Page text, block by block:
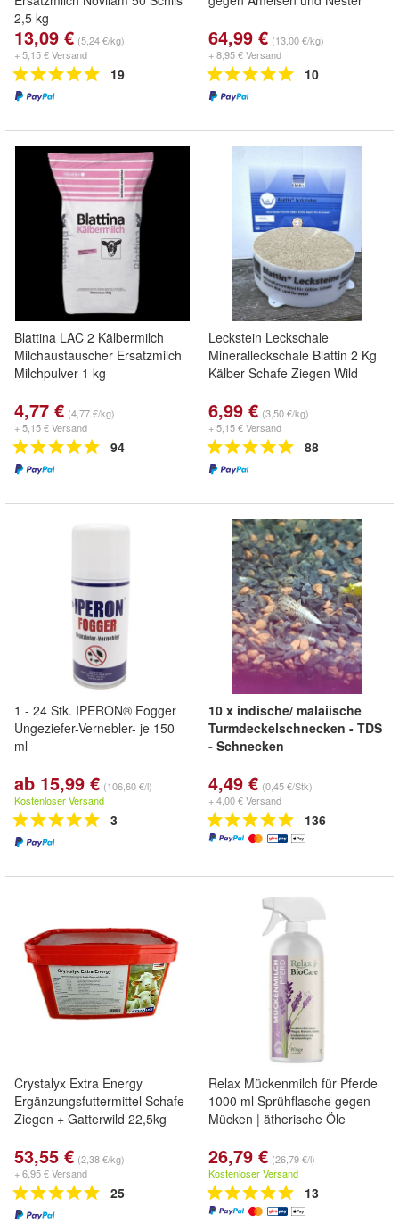
2,5 kg
13,09 € (5,24 €/kg)
+ 5,15 € Versand
19
64,99 € (13,00 €/kg)
+ 8,95 € Versand
10
Blattina LAC 2 Kälbermilch
Milchaustauscher Ersatzmilch
Milchpulver 1 kg
4,77 € (4,77 €/kg)
+ 5,15 € Versand
94
Leckstein Leckschale
Mineralleckschale Blattin 2 Kg
Kälber Schafe Ziegen Wild
6,99 € (3,50 €/kg)
+ 5,15 € Versand
88
1 - 24 Stk. IPERON® Fogger
Ungeziefer-Vernebler- je 150
ml
ab 15,99 € (106,60 €/l)
Kostenloser Versand
3
10 x indische/ malaiische
Turmdeckelschnecken - TDS
- Schnecken
4,49 € (0,45 €/Stk)
+ 4,00 € Versand
136
Crystalyx Extra Energy
Ergänzungsfuttermittel Schafe
Ziegen + Gatterwild 22,5kg
53,55 € (2,38 €/kg)
+ 6,95 € Versand
25
Relax Mückenmilch für Pferde
1000 ml Sprühflasche gegen
Mücken | ätherische Öle
26,79 € (26,79 €/l)
Kostenloser Versand
13